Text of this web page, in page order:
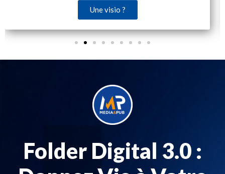
Une visio ?
Folder Digital 3.0 :